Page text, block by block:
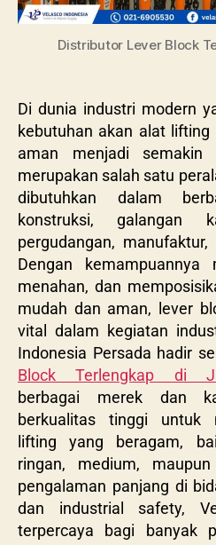
Distributor Lever Block
Di dunia industri modern
kebutuhan akan alat
aman menjadi semakin
merupakan salah satu
dibutuhkan dalam
konstruksi, galangan
pergudangan,
Dengan kemampuannya
menahan, dan
mudah dan aman, lever
vital dalam kegiatan
Indonesia Persada hadir
Block Terlengkap di
berbagai merek dan
berkualitas tinggi untuk
lifting yang beragam,
ringan, medium,
pengalaman panjang di
dan industrial safety,
terpercaya bagi banyak